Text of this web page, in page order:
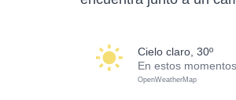
cielo claro, 30º
En estos momentos
OpenWeatherMap